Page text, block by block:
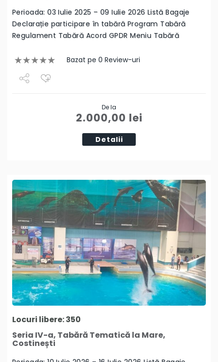
Perioada: 03 Iulie 2025 – 09 Iulie 2026 Listă Bagaje
Declarație participare în tabără Program Tabără
Regulament Tabără Acord GPDR Meniu Tabără
Bazat pe 0 Review-uri
De la
2.000,00 lei
Detalii
Locuri libere: 350
Seria IV-a, Tabără Tematică la Mare,
Costinești